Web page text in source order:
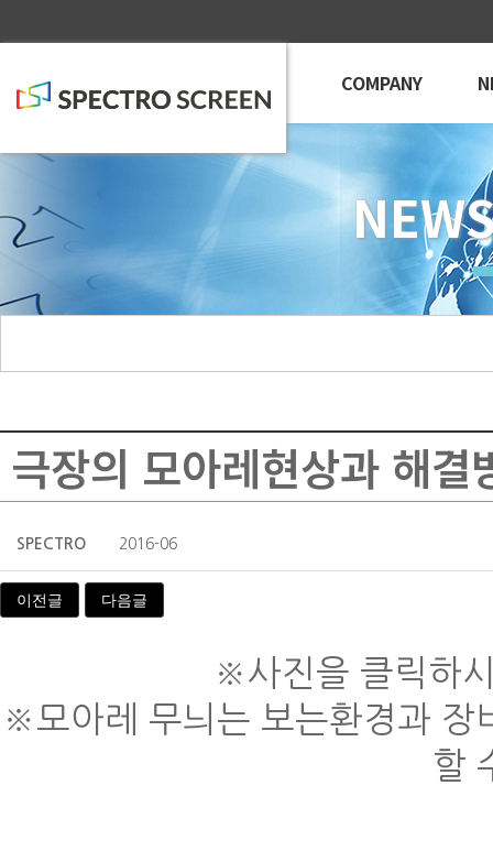
COMPANY
극장의 모아레현상과 해결
SPECTRO 2016-06
이전글 다음글
※사진을 클릭하
※모아레 무늬는 보는환경과 장
할